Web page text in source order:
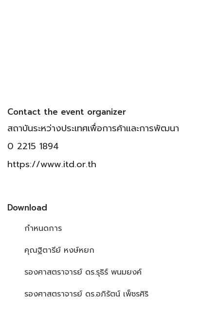
Contact the event organizer
สถาบันระหว่างประเทศเพื่อการค้าและการพัฒนา
0 2215 1894
https://www.itd.or.th
Download
กำหนดการ
คุณฐิตารีย์ หงษ์หยก
รองศาสตราจารย์ ดร.รุธิร์ พนมยงค์
รองศาสตราจารย์ ดร.อภิรัตน์ เพ็ชรศิริ